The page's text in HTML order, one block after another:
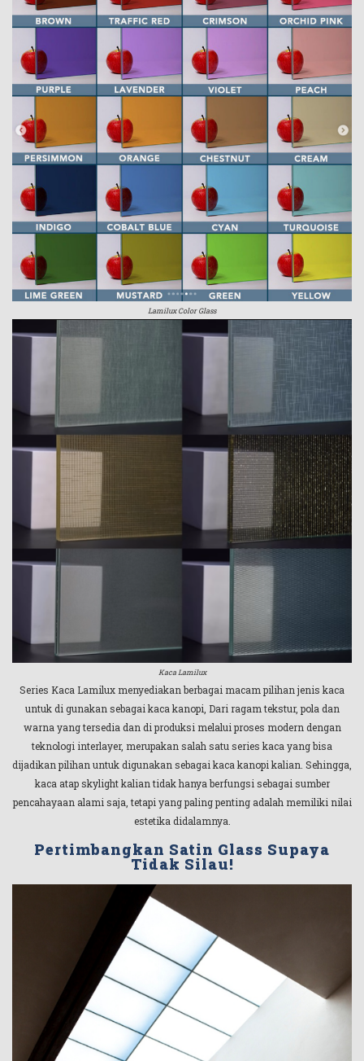
Lamilux Color Glass
Kaca Lamilux
Series Kaca Lamilux menyediakan berbagai macam pilihan jenis kaca
untuk di gunakan sebagai kaca kanopi, Dari ragam tekstur, pola dan
warna yang tersedia dan di produksi melalui proses modern dengan
teknologi interlayer, merupakan salah satu series kaca yang bisa
dijadikan pilihan untuk digunakan sebagai kaca kanopi kalian. Sehingga,
kaca atap skylight kalian tidak hanya berfungsi sebagai sumber
pencahayaan alami saja, tetapi yang paling penting adalah memiliki nilai
estetika didalamnya.
Pertimbangkan Satin Glass Supaya
Tidak Silau!